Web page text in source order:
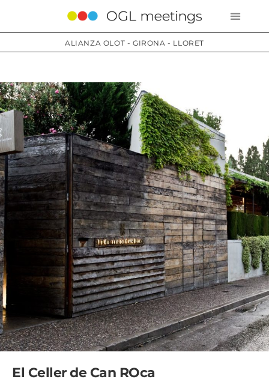
ALIANZA OLOT - GIRONA - LLORET
El Celler de Can ROca